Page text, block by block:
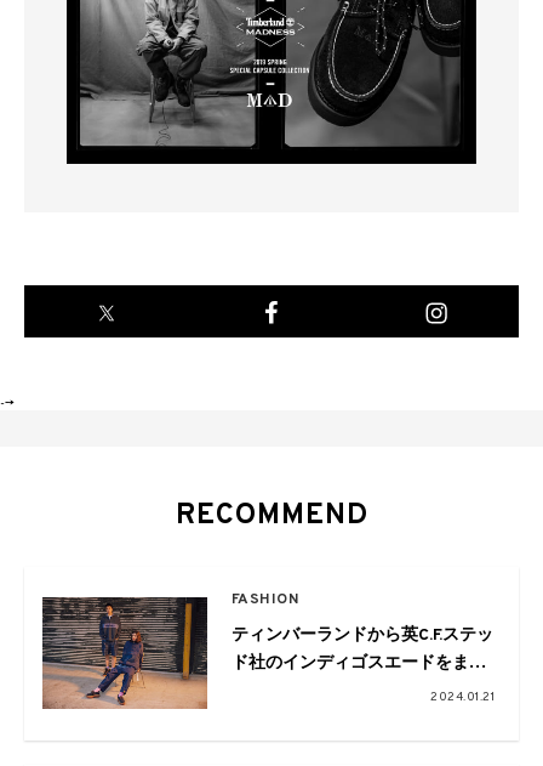
-->
RECOMMEND
FASHION
ティンバーランドから英C.F.ステッ
ド社のインディゴスエードをまと
った新作ブーツコレクションが発
2024.01.21